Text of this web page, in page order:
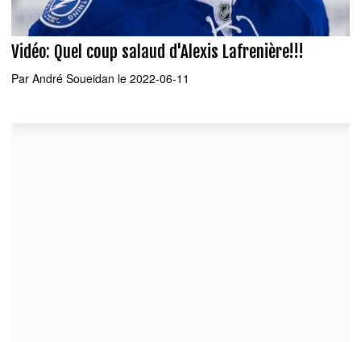
Vidéo: Quel coup salaud d'Alexis Lafrenière!!!
Par André Soueidan le 2022-06-11